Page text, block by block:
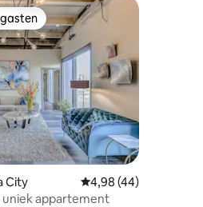
op 5, 191 recensies
gasten
City Gemiddelde
4,98 (44)
uniek appartement